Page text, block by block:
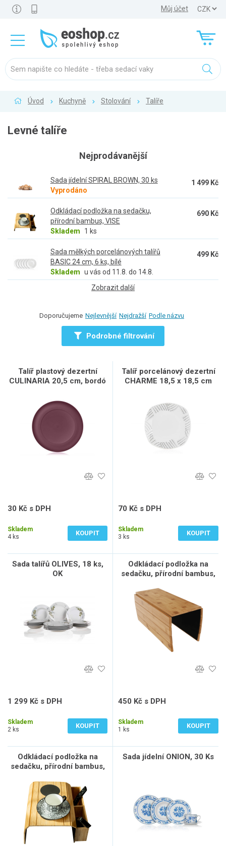
Můj účet
Úvod Kuchyně Stolování Talíře
Levné talíře
Nejprodávanější
Sada jídelní SPIRAL BROWN, 30 ks
Vyprodáno
1 499 Kč
Odkládací podložka na sedačku,
přírodní bambus, VISE
Skladem
1 ks
690 Kč
Sada mělkých porcelánových talířů
BASIC 24 cm, 6 ks, bílé
Skladem u vás od 11.8. do 14.8.
499 Kč
Zobrazit další
Doporučujeme Nejlevnější Nejdražší Podle názvu
Podrobné filtrování
Talíř plastový dezertní
CULINARIA 20,5 cm, bordó
30 Kč s DPH
Skladem
4 ks
KOUPIT
Talíř porcelánový dezertní
CHARME 18,5 x 18,5 cm
70 Kč s DPH
Skladem
3 ks
KOUPIT
Sada talířů OLIVES, 18 ks,
OK
1 299 Kč s DPH
Skladem
2 ks
KOUPIT
Odkládací podložka na
sedačku, přírodní bambus,
450 Kč s DPH
Skladem
1 ks
KOUPIT
Odkládací podložka na
sedačku, přírodní bambus,
Sada jídelní ONION, 30 Ks